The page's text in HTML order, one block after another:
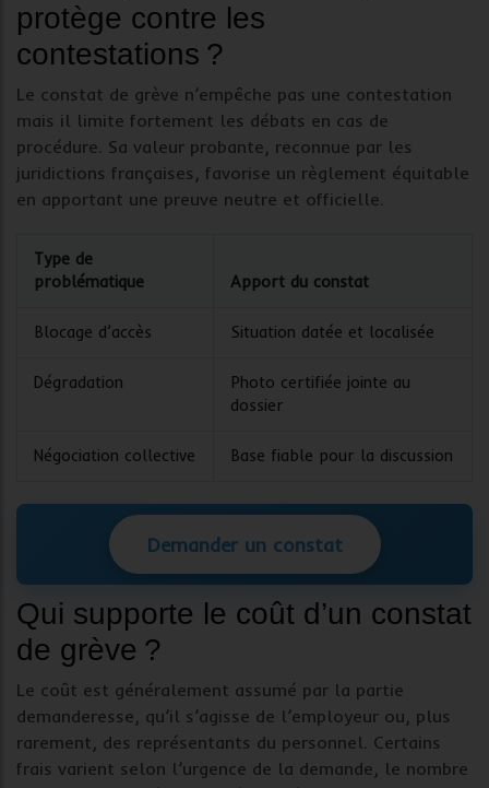
protège contre les
contestations ?
Le constat de grève n’empêche pas une contestation
mais il limite fortement les débats en cas de
procédure. Sa valeur probante, reconnue par les
juridictions françaises, favorise un règlement équitable
en apportant une preuve neutre et officielle.
Type de
problématique
Apport du constat
Blocage d’accès Situation datée et localisée
Dégradation
Photo certifiée jointe au
dossier
Négociation collective Base fiable pour la discussion
Demander un constat
Qui supporte le coût d’un constat
de grève ?
Le coût est généralement assumé par la partie
demanderesse, qu’il s’agisse de l’employeur ou, plus
rarement, des représentants du personnel. Certains
frais varient selon l’urgence de la demande, le nombre